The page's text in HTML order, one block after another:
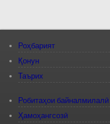
Роҳбарият
Қонун
Таърих
Робитаҳои байналмилалӣ
Ҳамоҳангсозӣ